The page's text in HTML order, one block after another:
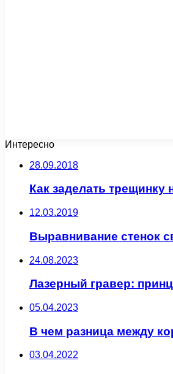
Интересно
28.09.2018
Как заделать трещинку
12.03.2019
Выравнивание стенок
24.08.2023
Лазерный гравер:
05.04.2023
В чем разница между
03.04.2022